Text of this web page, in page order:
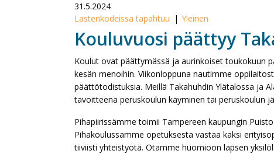
31.5.2024
Lastenkodeissa tapahtuu
Yleinen
Kouluvuosi päättyy
Koulut ovat päättymässä ja aurinkoiset toukokuun
kesän menoihin. Viikonloppuna nautimme
päättötodistuksia. Meillä Takahuhdin Ylätalossa ja
tavoitteena peruskoulun käyminen tai peruskoulun
Pihapiirissämme toimii Tampereen kaupungin
Pihakoulussamme opetuksesta vastaa kaksi
tiiviisti yhteistyötä. Otamme huomioon lapsen